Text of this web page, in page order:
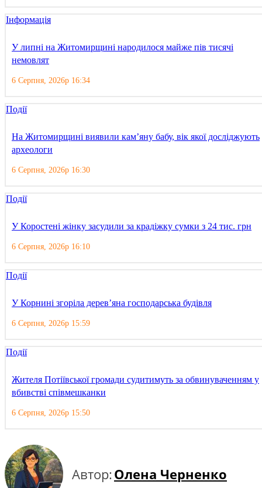
Інформація
У липні на Житомирщині народилося майже пів тисячі
немовлят
6 Серпня, 2026р 16:34
Події
На Житомирщині виявили кам’яну бабу, вік якої досліджують
археологи
6 Серпня, 2026р 16:30
Події
У Коростені жінку засудили за крадіжку сумки з 24 тис. грн
6 Серпня, 2026р 16:10
Події
У Корнині згоріла дерев’яна господарська будівля
6 Серпня, 2026р 15:59
Події
Жителя Потіївської громади судитимуть за обвинуваченням у
вбивстві співмешканки
6 Серпня, 2026р 15:50
Автор:Олена Черненко